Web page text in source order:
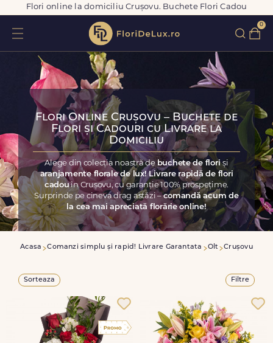
Flori online la domiciliu Crușovu. Buchete Flori Cadou
0
Flori Online Crușovu – Buchete de
Flori și Cadouri cu Livrare la
Domiciliu
Alege din colecția noastră de buchete de floriși
aranjamente florale de lux! Livrare rapidă de flori
cadouîn Crușovu, cu garanție 100% prospețime.
Surprinde pe cineva drag astăzi –comandă acum de
la cea mai apreciată florărie online!
Acasa Comanzi simplu și rapid! Livrare Garantata Olt Crușovu
Sorteaza Filtre